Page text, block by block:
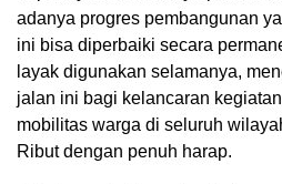
adanya progres pembangunan
ini bisa diperbaiki secara
layak digunakan selamanya,
jalan ini bagi kelancaran
mobilitas warga di seluruh
Ribut dengan penuh harap.